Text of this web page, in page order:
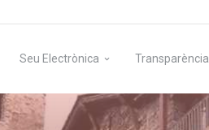
Seu Electrònica Transparència